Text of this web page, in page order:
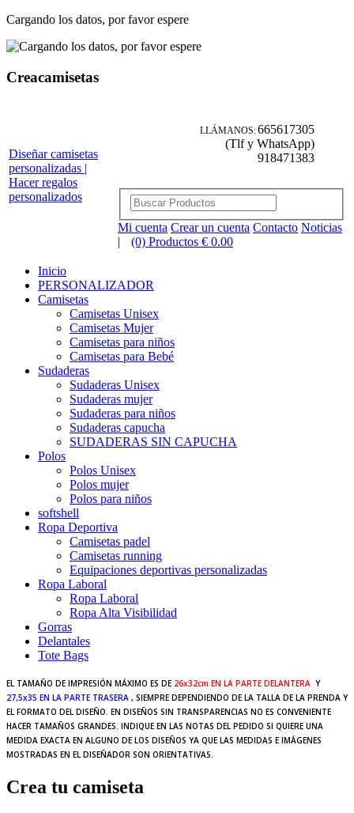
Cargando los datos, por favor espere
Creacamisetas
Diseñar camisetas
personalizadas |
Hacer regalos
personalizados
LLÁMANOS:665617305
(Tlf y WhatsApp)
918471383
Mi cuenta Crear un cuenta Contacto Noticias
|
(0) Productos € 0.00
Inicio
PERSONALIZADOR
Camisetas
Camisetas Unisex
Camisetas Mujer
Camisetas para niños
Camisetas para Bebé
Sudaderas
Sudaderas Unisex
Sudaderas mujer
Sudaderas para niños
Sudaderas capucha
SUDADERAS SIN CAPUCHA
Polos
Polos Unisex
Polos mujer
Polos para niños
softshell
Ropa Deportiva
Camisetas padel
Camisetas running
Equipaciones deportivas personalizadas
Ropa Laboral
Ropa Laboral
Ropa Alta Visibilidad
Gorras
Delantales
Tote Bags
EL TAMAÑO DE IMPRESIÓN MÁXIMO ES DE 26x32cm EN LA PARTE DELANTERA Y
27,5x35 EN LA PARTE TRASERA , SIEMPRE DEPENDIENDO DE LA TALLA DE LA PRENDA Y
EL FORMATO DEL DISEÑO. EN DISEÑOS SIN TRANSPARENCIAS NO ES CONVENIENTE
HACER TAMAÑOS GRANDES. INDIQUE EN LAS NOTAS DEL PEDIDO SI QUIERE UNA
MEDIDA EXACTA EN ALGUNO DE LOS DISEÑOS YA QUE LAS MEDIDAS E IMÁGENES
MOSTRADAS EN EL DISEÑADOR SON ORIENTATIVAS.
Crea tu camiseta